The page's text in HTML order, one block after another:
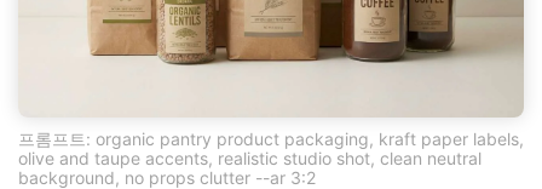
프롬프트: organic pantry product packaging, kraft paper labels,
olive and taupe accents, realistic studio shot, clean neutral
background, no props clutter --ar 3:2